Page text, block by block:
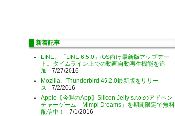
新着記事
LINE、「LINE 6.5.0」iOS向け最新版アップデー
ト。タイムライン上での動画自動再生機能を追
加 - 7/27/2016
Mozilla、Thunderbird 45.2.0最新版をリリー
ス - 7/2/2016
Apple【今週のApp】Silicon Jelly s.r.o.のアドベン
チャーゲーム「Mimpi Dreams」を期間限定で無料
配信中！ - 7/1/2016